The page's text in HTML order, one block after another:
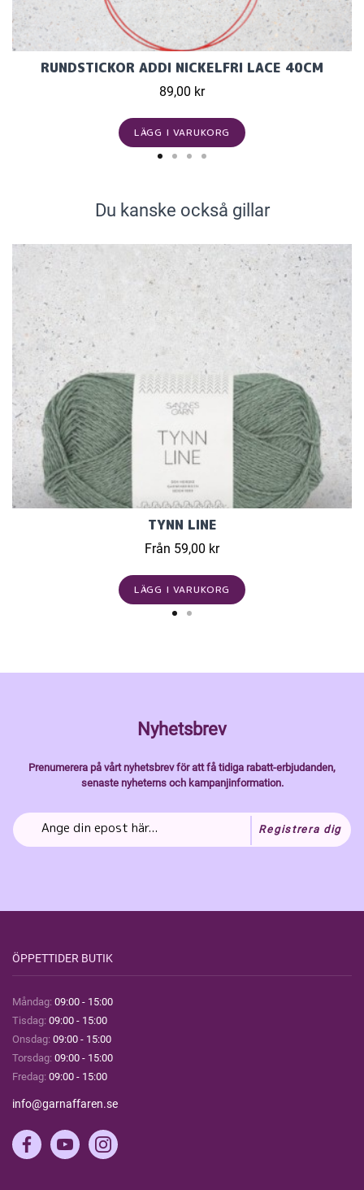
RUNDSTICKOR ADDI NICKELFRI LACE 40CM
89,00 kr
LÄGG I VARUKORG
Du kanske också gillar
TYNN LINE
Från 59,00 kr
LÄGG I VARUKORG
Nyhetsbrev
Prenumerera på vårt nyhetsbrev för att få tidiga rabatt-erbjudanden,
senaste nyheterns och kampanjinformation.
Registrera dig
ÖPPETTIDER BUTIK
Måndag: 09:00 - 15:00
Tisdag: 09:00 - 15:00
Onsdag: 09:00 - 15:00
Torsdag: 09:00 - 15:00
Fredag: 09:00 - 15:00
info@garnaffaren.se